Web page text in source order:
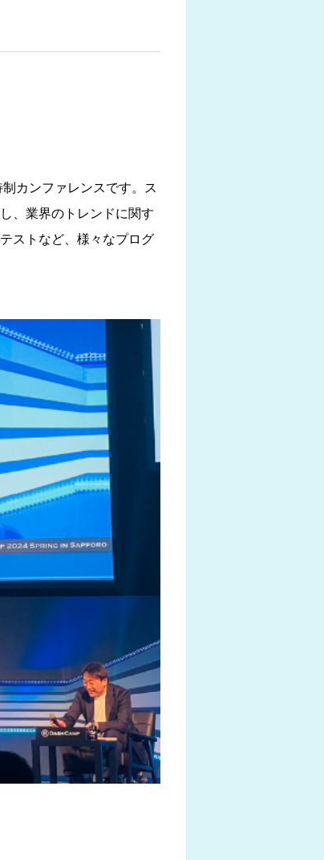
カンファレンスです。ス
、業界のトレンドに関す
ストなど、様々なプログ